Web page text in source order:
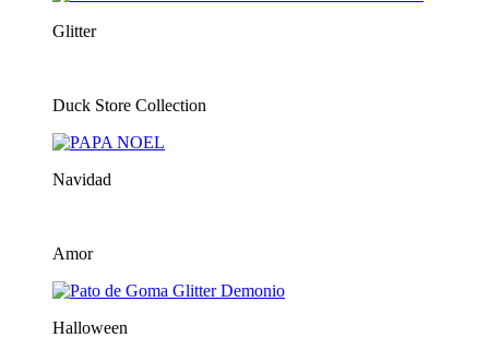
Glitter
Duck Store Collection
Navidad
Amor
Halloween